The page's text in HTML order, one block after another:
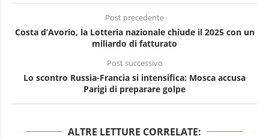
Post precedente
Costa d’Avorio, la Lotteria nazionale chiude il 2025 con un
miliardo di fatturato
Post successivo
Lo scontro Russia-Francia si intensifica: Mosca accusa
Parigi di preparare golpe
ALTRE LETTURE CORRELATE: